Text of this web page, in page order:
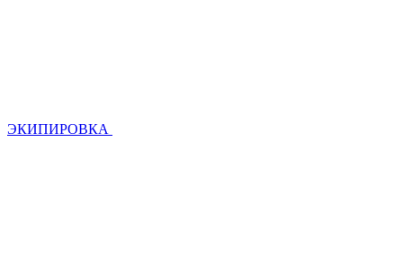
ЭКИПИРОВКА